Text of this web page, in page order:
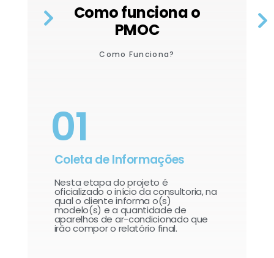
Como funciona o
PMOC
Como Funciona?
01
Coleta de Informações
Nesta etapa do projeto é
oficializado o início da consultoria, na
qual o cliente informa o(s)
modelo(s) e a quantidade de
aparelhos de ar-condicionado que
irão compor o relatório final.​